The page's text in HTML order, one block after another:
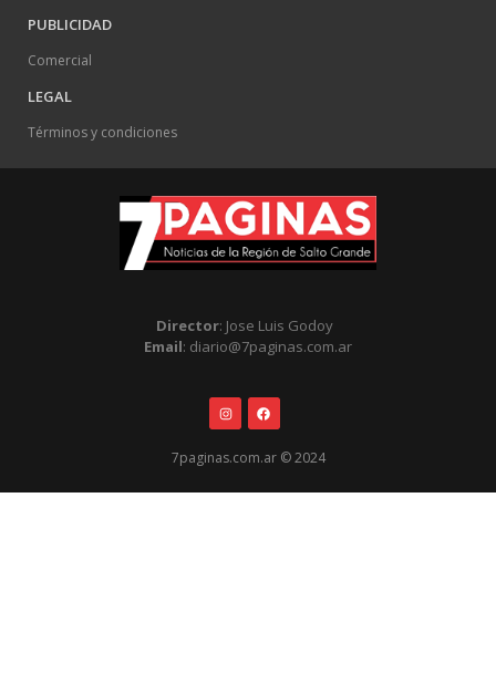
PUBLICIDAD
Comercial
LEGAL
Términos y condiciones
Director: Jose Luis Godoy
Email: diario@7paginas.com.ar
7paginas.com.ar © 2024